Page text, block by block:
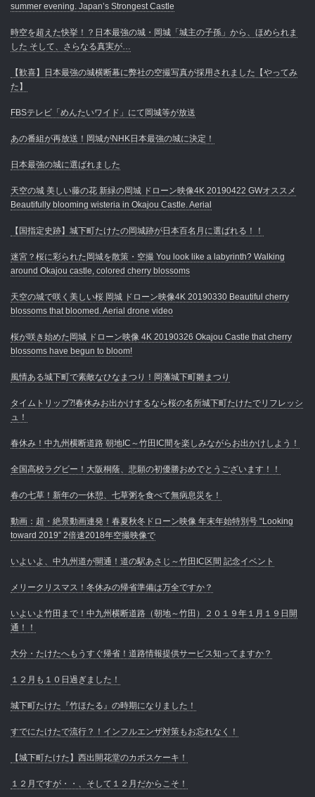
summer evening. Japan’s Strongest Castle
時空を超えた快挙！？日本最強の城・岡城「城主の子孫」から、ほめられま
した そして、さらなる真実が…
【歓喜】日本最強の城横断幕に弊社の空撮写真が採用されました【やってみ
た】
FBSテレビ「めんたいワイド」にて岡城等が放送
あの番組が再放送！岡城がNHK日本最強の城に決定！
日本最強の城に選ばれました
天空の城 美しい藤の花 新緑の岡城 ドローン映像4K 20190422 GWオススメ
Beautifully blooming wisteria in Okajou Castle. Aerial
【国指定史跡】城下町たけたの岡城跡が日本百名月に選ばれる！！
迷宮？桜に彩られた岡城を散策・空撮 You look like a labyrinth? Walking
around Okajou castle, colored cherry blossoms
天空の城で咲く美しい桜 岡城 ドローン映像4K 20190330 Beautiful cherry
blossoms that bloomed. Aerial drone video
桜が咲き始めた岡城 ドローン映像 4K 20190326 Okajou Castle that cherry
blossoms have begun to bloom!
風情ある城下町で素敵なひなまつり！岡藩城下町雛まつり
タイムトリップ⁈春休みお出かけするなら桜の名所城下町たけたでリフレッシ
ュ！
春休み！中九州横断道路 朝地IC～竹田IC間を楽しみながらお出かけしよう！
全国高校ラグビー！大阪桐蔭、悲願の初優勝おめでとうございます！！
春の七草！新年の一休憩、七草粥を食べて無病息災を！
動画：超・絶景動画連発！春夏秋冬ドローン映像 年末年始特別号 “Looking
toward 2019” 2倍速2018年空撮映像で
いよいよ、中九州道が開通！道の駅あさじ～竹田IC区間 記念イベント
メリークリスマス！冬休みの帰省準備は万全ですか？
いよいよ竹田まで！中九州横断道路（朝地～竹田）２０１９年１月１９日開
通！！
大分・たけたへもうすぐ帰省！道路情報提供サービス知ってますか？
１２月も１０日過ぎました！
城下町たけた『竹ほたる』の時期になりました！
すでにたけたで流行？！インフルエンザ対策もお忘れなく！
【城下町たけた】西出開花堂のカボスケーキ！
１２月ですが・・、そして１２月だからこそ！